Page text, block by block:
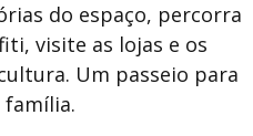
do espaço, percorra
visite as lojas e os
Um passeio para
família.